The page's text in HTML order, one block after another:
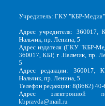
Учредитель: ГКУ "КБР-Медиа"
Адрес учредителя: 360017,
Нальчик, пр. Ленина, 5
Адрес издателя (ГКУ "КБР-
360017, КБР, г .Нальчик, пр.
5
Адрес редакции: 360017,
Нальчик, пр. Ленина, 5
Телефон редакции: 8(8662)
Адрес электронной
kbpravda@mail.ru